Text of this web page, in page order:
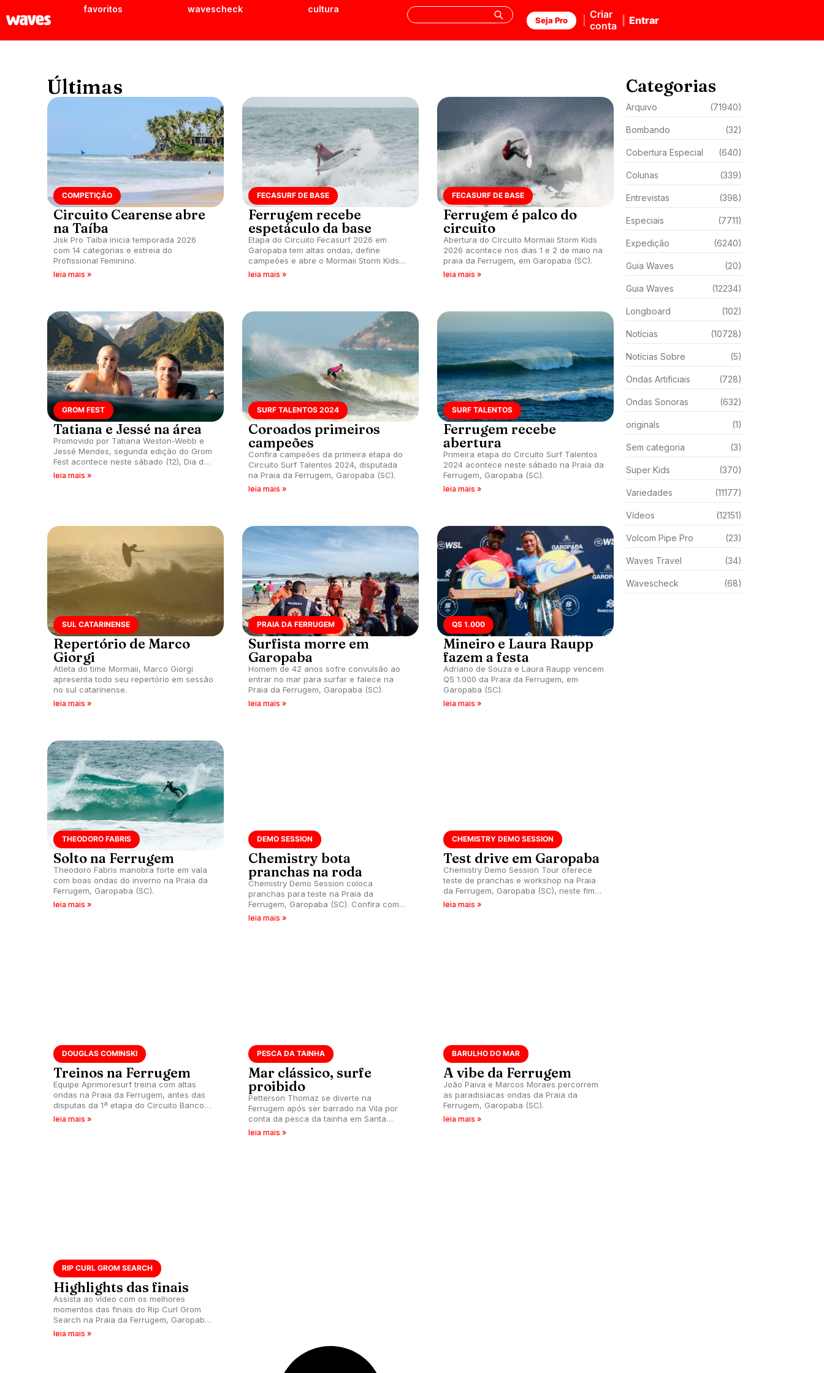
favoritos wavescheck cultura
Seja Pro
Criar
conta
Entrar
Últimas
COMPETIÇÃO
Circuito Cearense abre
na Taíba
Jisk Pro Taíba inicia temporada 2026
com 14 categorias e estreia do
Profissional Feminino.
leia mais »
FECASURF DE BASE
Ferrugem recebe
espetáculo da base
Etapa do Circuito Fecasurf 2026 em
Garopaba tem altas ondas, define
campeões e abre o Mormaii Storm Kids
com pontuação máxima no ranking.
leia mais »
FECASURF DE BASE
Ferrugem é palco do
circuito
Abertura do Circuito Mormaii Storm Kids
2026 acontece nos dias 1 e 2 de maio na
praia da Ferrugem, em Garopaba (SC).
leia mais »
GROM FEST
Tatiana e Jessé na área
Promovido por Tatiana Weston-Webb e
Jessé Mendes, segunda edição do Grom
Fest acontece neste sábado (12), Dia das
Crianças, na Praia da Ferrugem,
leia mais »
SURF TALENTOS 2024
Coroados primeiros
campeões
Confira campeões da primeira etapa do
Circuito Surf Talentos 2024, disputada
na Praia da Ferrugem, Garopaba (SC).
leia mais »
SURF TALENTOS
Ferrugem recebe
abertura
Primeira etapa do Circuito Surf Talentos
2024 acontece neste sábado na Praia da
Ferrugem, Garopaba (SC).
leia mais »
SUL CATARINENSE
Repertório de Marco
Giorgi
Atleta do time Mormaii, Marco Giorgi
apresenta todo seu repertório em sessão
no sul catarinense.
leia mais »
PRAIA DA FERRUGEM
Surfista morre em
Garopaba
Homem de 42 anos sofre convulsão ao
entrar no mar para surfar e falece na
Praia da Ferrugem, Garopaba (SC).
leia mais »
QS 1.000
Mineiro e Laura Raupp
fazem a festa
Adriano de Souza e Laura Raupp vencem
QS 1.000 da Praia da Ferrugem, em
Garopaba (SC).
leia mais »
THEODORO FABRIS
Solto na Ferrugem
Theodoro Fabris manobra forte em vala
com boas ondas do inverno na Praia da
Ferrugem, Garopaba (SC).
leia mais »
DEMO SESSION
Chemistry bota
pranchas na roda
Chemistry Demo Session coloca
pranchas para teste na Praia da
Ferrugem, Garopaba (SC). Confira como
foi o evento.
leia mais »
CHEMISTRY DEMO SESSION
Test drive em Garopaba
Chemistry Demo Session Tour oferece
teste de pranchas e workshop na Praia
da Ferrugem, Garopaba (SC), neste fim
de semana.
leia mais »
DOUGLAS COMINSKI
Treinos na Ferrugem
Equipe Aprimoresurf treina com altas
ondas na Praia da Ferrugem, antes das
disputas da 1ª etapa do Circuito Banco
do Brasil.
leia mais »
PESCA DA TAINHA
Mar clássico, surfe
proibido
Petterson Thomaz se diverte na
Ferrugem após ser barrado na Vila por
conta da pesca da tainha em Santa
Catarina.
leia mais »
BARULHO DO MAR
A vibe da Ferrugem
João Paiva e Marcos Moraes percorrem
as paradisíacas ondas da Praia da
Ferrugem, Garopaba (SC).
leia mais »
RIP CURL GROM SEARCH
Highlights das finais
Assista ao vídeo com os melhores
momentos das finais do Rip Curl Grom
Search na Praia da Ferrugem, Garopaba
(SC).
leia mais »
Categorias
Arquivo (71940)
Bombando (32)
Cobertura Especial (640)
Colunas (339)
Entrevistas (398)
Especiais (7711)
Expedição (6240)
Guia Waves (20)
Guia Waves (12234)
Longboard (102)
Notícias (10728)
Notícias Sobre (5)
Ondas Artificiais (728)
Ondas Sonoras (632)
originals (1)
Sem categoria (3)
Super Kids (370)
Variedades (11177)
Vídeos (12151)
Volcom Pipe Pro (23)
Waves Travel (34)
Wavescheck (68)